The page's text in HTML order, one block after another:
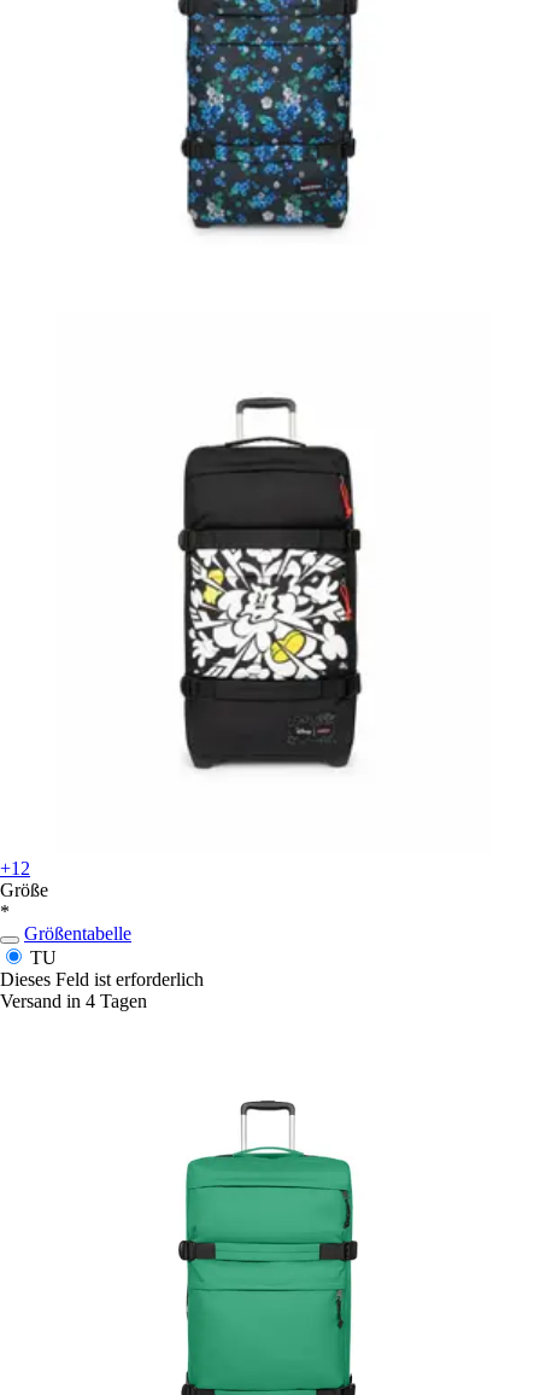
+12
Größe
*
Größentabelle
TU
Dieses Feld ist erforderlich
Versand in 4 Tagen